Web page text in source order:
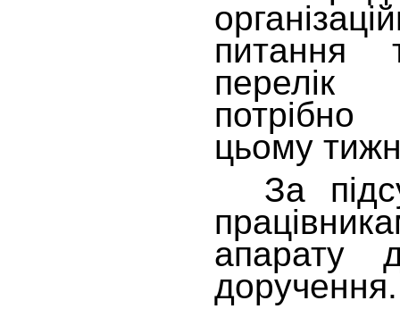
питання
перелік
цьому
За
апарату